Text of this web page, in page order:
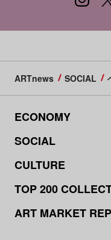
ARTnews SOCIAL
ECONOMY
SOCIAL
CULTURE
TOP 200
ART MARKET